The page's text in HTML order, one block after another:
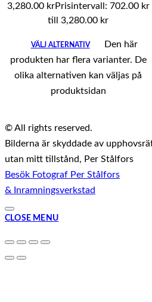
5
3,280.00 krPrisintervall: 702.00 kr
till 3,280.00 kr
VÄLJ ALTERNATIV
Den här
produkten har flera varianter. De
olika alternativen kan väljas på
produktsidan
© All rights reserved.
Bilderna är skyddade av
utan mitt tillstånd, Per Stålfors
Besök Fotograf Per Stålfors
& Inramningsverkstad
CLOSE MENU